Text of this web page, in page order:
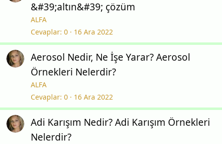
&#39;altın&#39; çözüm
ALFA
Cevaplar 0 16 Ara 2022
Aerosol Nedir, Ne İşe Yarar? Aerosol
Örnekleri Nelerdir?
ALFA
Cevaplar 0 16 Ara 2022
Adi Karışım Nedir? Adi Karışım Örnekleri
Nelerdir?